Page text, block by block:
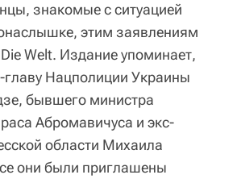
знакомые с ситуацией
этим заявлениям
Welt. Издание упоминает,
главу Нацполиции Украины
бывшего министра
Абромавичуса и экс-
области Михаила
они были приглашены